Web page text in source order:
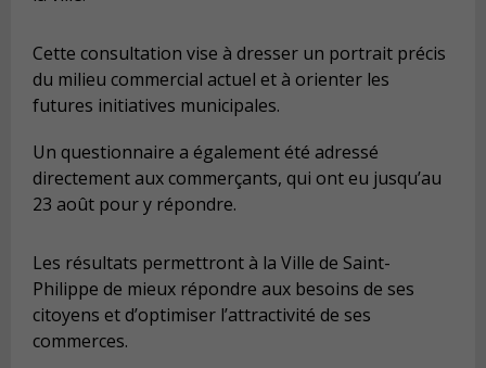
Cette consultation vise à dresser un portrait précis
du milieu commercial actuel et à orienter les
futures initiatives municipales.
Un questionnaire a également été adressé
directement aux commerçants, qui ont eu jusqu’au
23 août pour y répondre.
Les résultats permettront à la Ville de Saint-
Philippe de mieux répondre aux besoins de ses
citoyens et d’optimiser l’attractivité de ses
commerces.